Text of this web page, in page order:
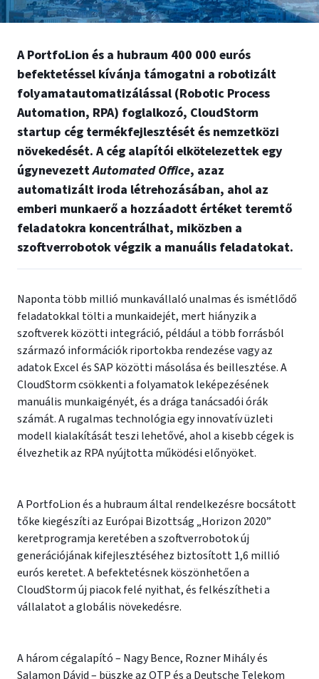
A PortfoLion és a hubraum 400 000 eurós
befektetéssel kívánja támogatni a robotizált
folyamatautomatizálással (Robotic Process
Automation, RPA) foglalkozó, CloudStorm
startup cég termékfejlesztését és nemzetközi
növekedését. A cég alapítói elkötelezettek egy
úgynevezettAutomated Office, azaz
automatizált iroda létrehozásában, ahol az
emberi munkaerő a hozzáadott értéket teremtő
feladatokra koncentrálhat, miközben a
szoftverrobotok végzik a manuális feladatokat.
Naponta több millió munkavállaló unalmas és ismétlődő
feladatokkal tölti a munkaidejét, mert hiányzik a
szoftverek közötti integráció, például a több forrásból
származó információk riportokba rendezése vagy az
adatok Excel és SAP közötti másolása és beillesztése. A
CloudStorm csökkenti a folyamatok leképezésének
manuális munkaigényét, és a drága tanácsadói órák
számát. A rugalmas technológia egy innovatív üzleti
modell kialakítását teszi lehetővé, ahol a kisebb cégek is
élvezhetik az RPA nyújtotta működési előnyöket.
A PortfoLion és a hubraum által rendelkezésre bocsátott
tőke kiegészíti az Európai Bizottság „Horizon 2020”
keretprogramja keretében a szoftverrobotok új
generációjának kifejlesztéséhez biztosított 1,6 millió
eurós keretet. A befektetésnek köszönhetően a
CloudStorm új piacok felé nyithat, és felkészítheti a
vállalatot a globális növekedésre.
A három cégalapító – Nagy Bence, Rozner Mihály és
Salamon Dávid – büszke az OTP és a Deutsche Telekom